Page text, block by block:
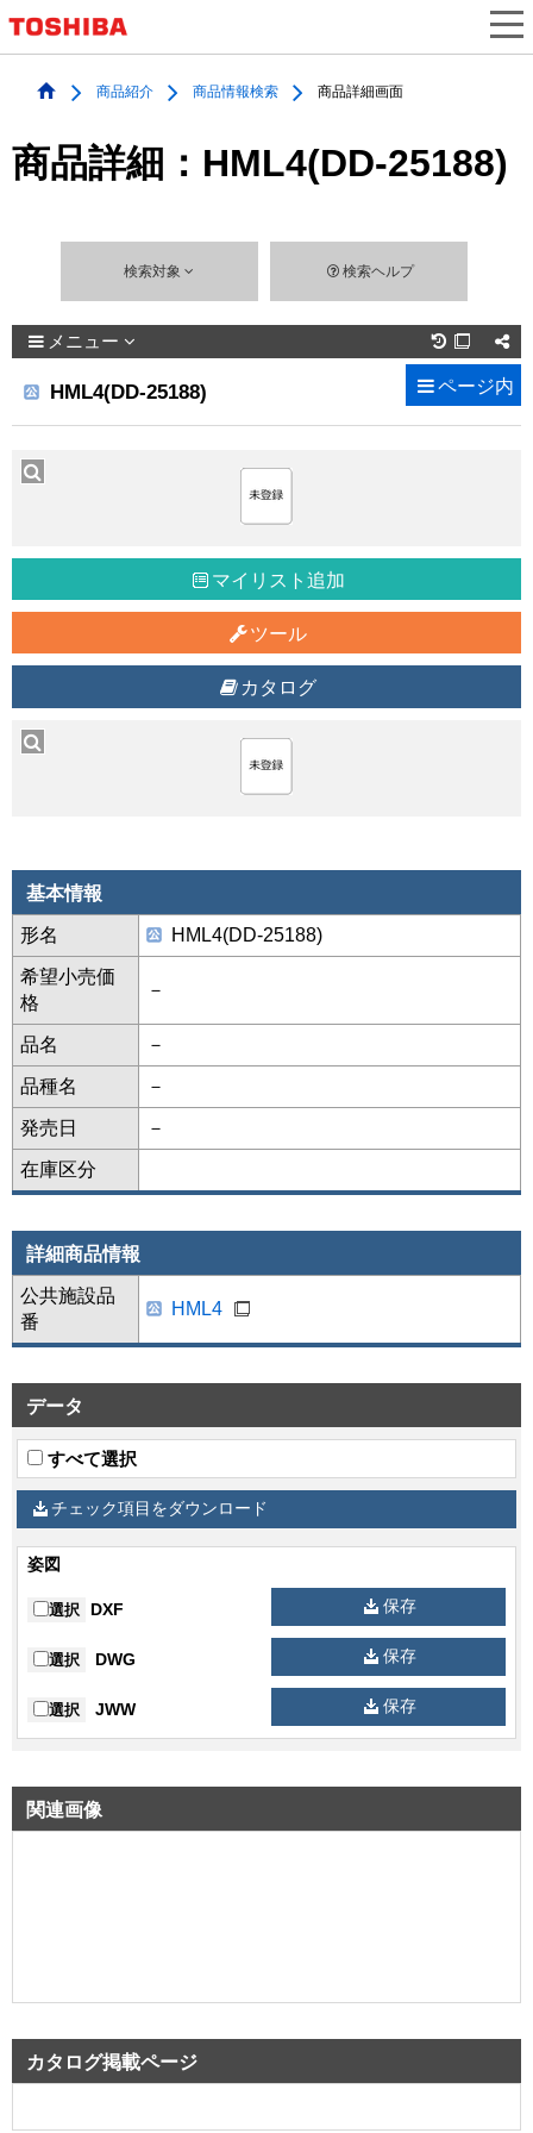
商品紹介 商品情報検索 商品詳細画面
商品詳細：HML4(DD-25188)
検索対象 検索ヘルプ
メニュー 
HML4(DD-25188) ページ内
マイリスト追加
ツール
カタログ
基本情報
形名 HML4(DD-25188)
希望小売価
格
－
品名 －
品種名 －
発売日 －
在庫区分
詳細商品情報
公共施設品
番
HML4
データ
すべて選択
チェック項目をダウンロード
姿図
選択 DXF 保存
選択 DWG 保存
選択 JWW 保存
関連画像
カタログ掲載ページ